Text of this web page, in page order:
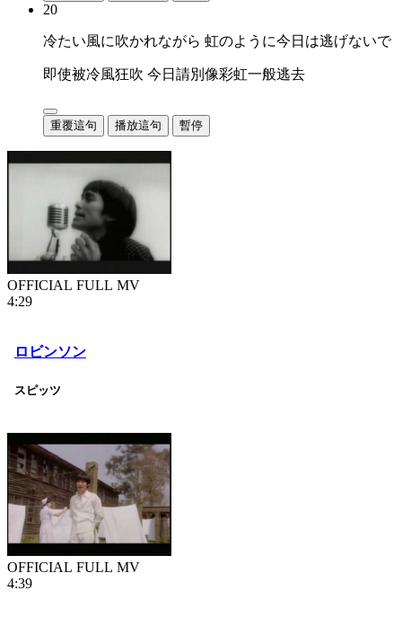
20
冷たい風に吹かれながら 虹のように今日は逃げないで
即使被冷風狂吹 今日請別像彩虹一般逃去
重覆這句 播放這句 暫停
OFFICIAL FULL MV
4:29
ロビンソン
スピッツ
OFFICIAL FULL MV
4:39